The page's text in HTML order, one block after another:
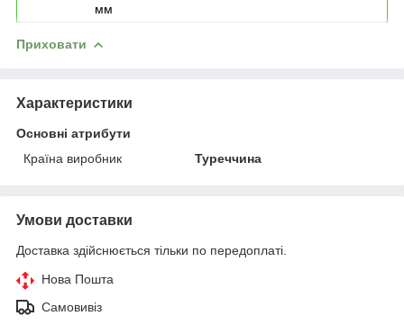
мм
Приховати
Характеристики
Основні атрибути
Країна виробник
Туреччина
Умови доставки
Доставка здійснюється тільки по передоплаті.
Нова Пошта
Самовивіз